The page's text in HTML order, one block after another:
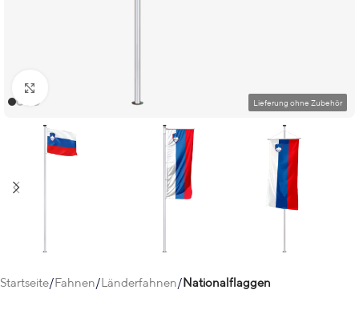
Startseite Fahnen Länderfahnen Nationalflaggen